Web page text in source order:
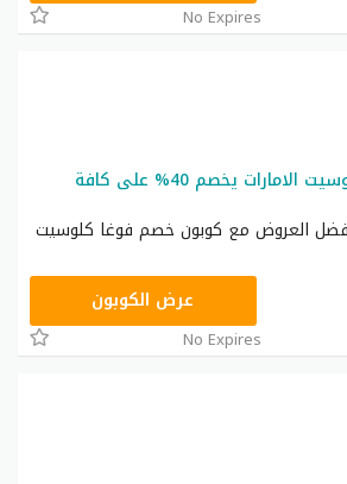
No Expires
كوبون خصم فوغا كلوسيت الامارات يخصم 40% على كافة
العروض مع كوبون خصم فوغا كلوسيت
TG627عرض الكوبون
No Expires